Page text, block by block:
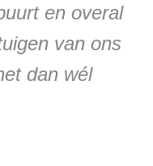
en overal
van ons
dan wél